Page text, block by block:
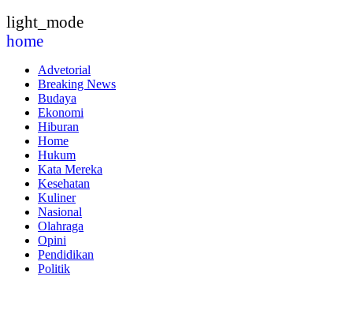
light_mode
home
Advetorial
Breaking News
Budaya
Ekonomi
Hiburan
Home
Hukum
Kata Mereka
Kesehatan
Kuliner
Nasional
Olahraga
Opini
Pendidikan
Politik